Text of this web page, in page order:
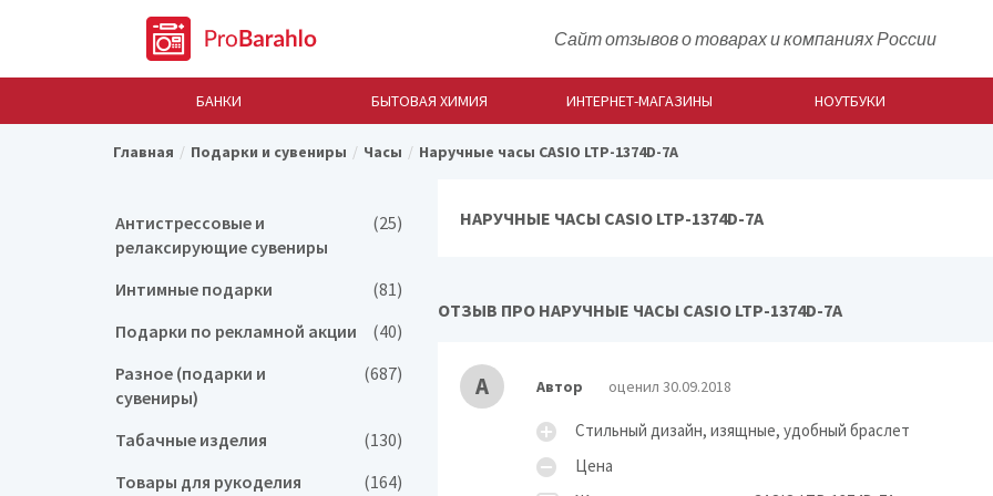
Сайт отзывов о товарах и компаниях России
БАНКИ БЫТОВАЯ ХИМИЯ ИНТЕРНЕТ-МАГАЗИНЫ НОУТБУКИ
Главная Подарки и сувениры Часы Наручные часы CASIO LTP-1374D-7A
НАРУЧНЫЕ ЧАСЫ CASIO LTP-1374D-7A
ОТЗЫВ ПРО НАРУЧНЫЕ ЧАСЫ CASIO LTP-1374D-7A
А Автор оценил 30.09.2018
Стильный дизайн, изящные, удобный браслет
Цена
Антистрессовые и
релаксирующие сувениры
(25)
Интимные подарки (81)
Подарки по рекламной акции (40)
Разное (подарки и
сувениры)
(687)
Табачные изделия (130)
Товары для рукоделия (164)